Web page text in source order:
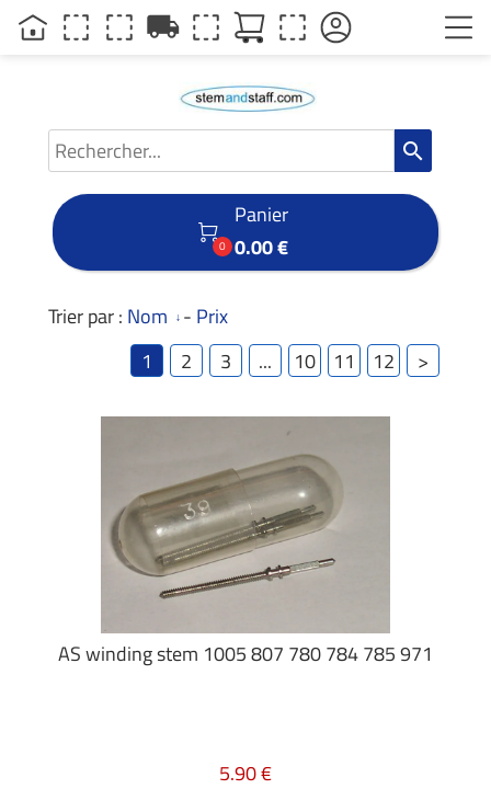
search

0
Panier
0.00 €
Trier par : Nom - Prix
1
2 3 ... 10 11 12 >
AS winding stem 1005 807 780 784 785 971
5.90 €
local_shipping